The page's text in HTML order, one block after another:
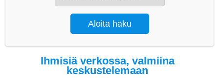
Ihmisiä verkossa, valmiina
keskustelemaan